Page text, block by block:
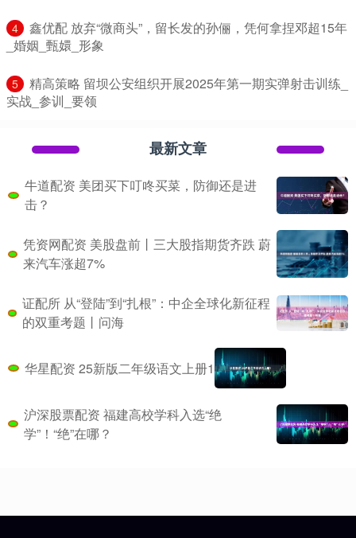
4
​鑫优配 放弃“微商头”，留长发的孙俪，凭何拿捏邓超15年
_婚姻_甄嬛_形象
5
​精高策略 留坝公安组织开展2025年第一期实弹射击训练_
实战_参训_要领
最新文章
牛道配资 美团买下叮咚买菜，防御还是进
击？
凭资网配资 美股盘前丨三大股指期货齐跌 蔚
来汽车涨超7%
证配所 从“登陆”到“扎根”：中企全球化新征程
的双重考题丨问海
华星配资 25新版二年级语文上册1
沪深股票配资 福建高校学科入选“绝
学”！“绝”在哪？